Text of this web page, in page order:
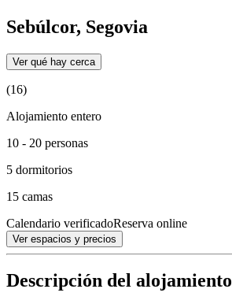
Sebúlcor, Segovia
Ver qué hay cerca
(16)
Alojamiento entero
10 - 20 personas
5 dormitorios
15 camas
Calendario verificadoReserva online
Ver espacios y precios
Descripción del alojamiento